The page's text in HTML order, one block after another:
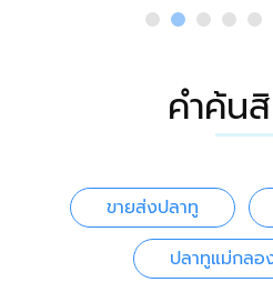
คำค้น
ขายส่งปลาทู
ปลาทูแม่กลอ